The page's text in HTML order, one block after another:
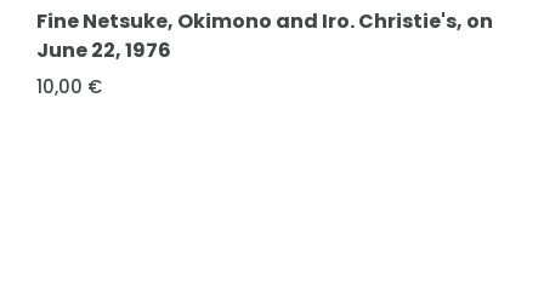
Fine Netsuke, Okimono and Iro. Christie's, on
June 22, 1976
10,00 €